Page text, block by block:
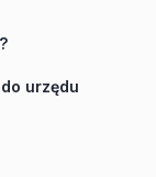
urzędu